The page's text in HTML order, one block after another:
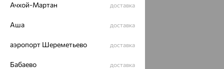
8 (800) 250-02-30
Ачхой-Мартан доставка
Аша доставка
аэропорт Шереметьево доставка
Бабаево доставка